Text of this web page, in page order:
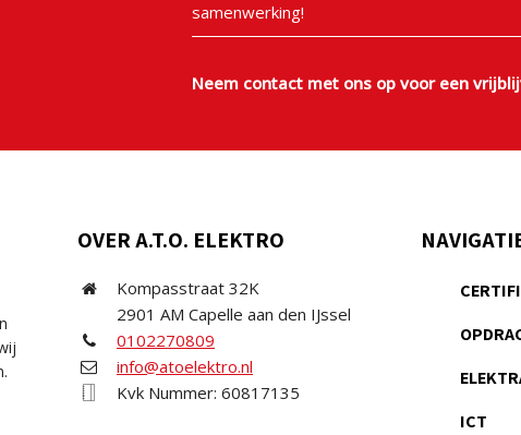
samenwerking!
Neem contact met ons op voor een
OVER A.T.O. ELEKTRO
Kompasstraat 32K
2901 AM Capelle aan den IJssel
0102270809
info@atoelektro.nl
Kvk Nummer: 60817135
ICT